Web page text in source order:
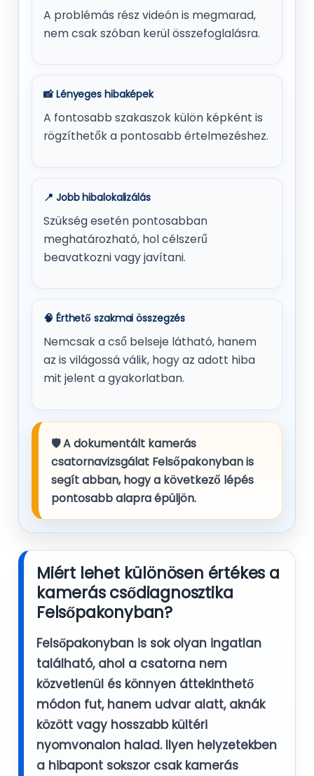
A problémás rész videón is megmarad,
nem csak szóban kerül összefoglalásra.
📸 Lényeges hibaképek
A fontosabb szakaszok külön képként is
rögzíthetők a pontosabb értelmezéshez.
📍 Jobb hibalokalizálás
Szükség esetén pontosabban
meghatározható, hol célszerű
beavatkozni vagy javítani.
🧠 Érthető szakmai összegzés
Nemcsak a cső belseje látható, hanem
az is világossá válik, hogy az adott hiba
mit jelent a gyakorlatban.
🛡️ A dokumentált kamerás
csatornavizsgálat Felsőpakonyban is
segít abban, hogy a következő lépés
pontosabb alapra épüljön.
Miért lehet különösen értékes a
kamerás csődiagnosztika
Felsőpakonyban?
Felsőpakonyban is sok olyan ingatlan
található, ahol a csatorna nem
közvetlenül és könnyen áttekinthető
módon fut, hanem udvar alatt, aknák
között vagy hosszabb kültéri
nyomvonalon halad. Ilyen helyzetekben
a hibapont sokszor csak kamerás